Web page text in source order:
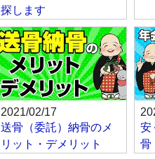
探します
2021/02/17
送骨（委託）納骨のメ
リット・デメリット
安
骨